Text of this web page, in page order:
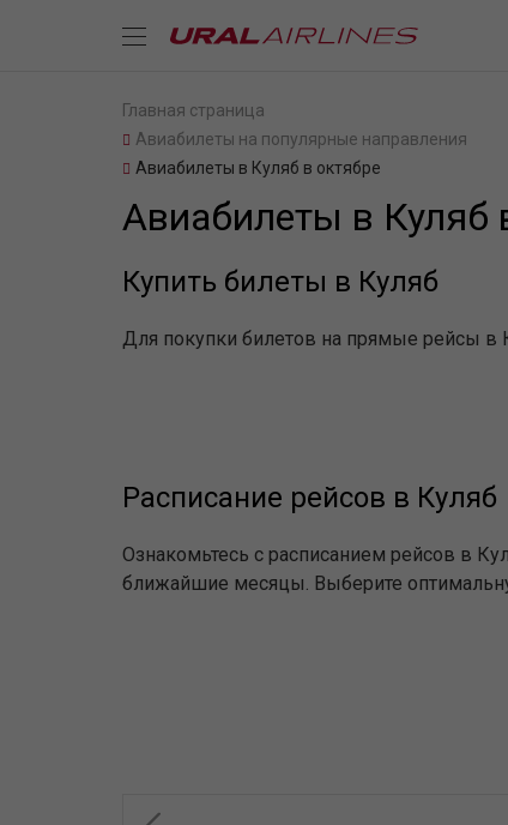
Главная страница
Авиабилеты на популярные направления
Авиабилеты в Куляб в октябре
Авиабилеты в Куляб
Купить билеты в Куляб
Для покупки билетов на прямые рейсы в
Расписание рейсов в Куляб
Ознакомьтесь с расписанием рейсов в
ближайшие месяцы. Выберите